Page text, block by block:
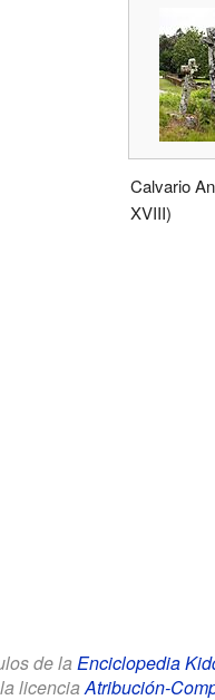
Calvario
XVIII)
de la Enciclopedia
licencia Atribución-